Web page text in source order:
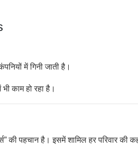
में गिनी जाती है।
काम हो रहा है।
की पहचान है। इसमें शामिल हर परिवार की